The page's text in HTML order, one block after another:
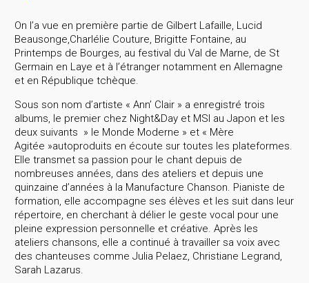
On l’a vue en première partie de Gilbert Lafaille, Lucid
Beausonge,Charlélie Couture, Brigitte Fontaine, au
Printemps de Bourges, au festival du Val de Marne, de St
Germain en Laye et à l’étranger notamment en Allemagne
et en République tchèque.
Sous son nom d’artiste « Ann’ Clair » a enregistré trois
albums, le premier chez Night&Day et MSI au Japon et les
deux suivants » le Monde Moderne » et « Mère
Agitée »autoproduits en écoute sur toutes les plateformes.
Elle transmet sa passion pour le chant depuis de
nombreuses années, dans des ateliers et depuis une
quinzaine d’années à la Manufacture Chanson. Pianiste de
formation, elle accompagne ses élèves et les suit dans leur
répertoire, en cherchant à délier le geste vocal pour une
pleine expression personnelle et créative. Après les
ateliers chansons, elle a continué à travailler sa voix avec
des chanteuses comme Julia Pelaez, Christiane Legrand,
Sarah Lazarus.